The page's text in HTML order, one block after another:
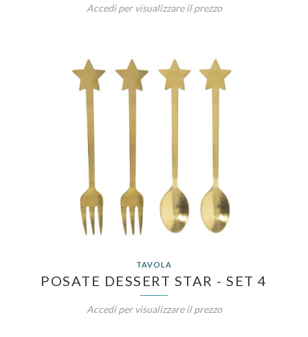
Accedi per visualizzare il prezzo
TAVOLA
POSATE DESSERT STAR - SET 4
Accedi per visualizzare il prezzo